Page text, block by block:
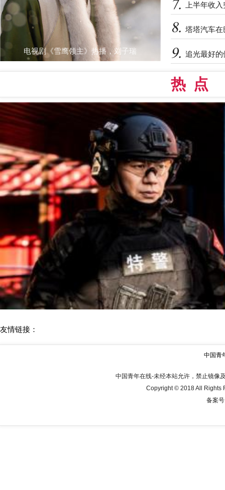
电视剧《雪鹰领主》热播，刘子瑞
上半年收
塔塔汽车
追光最好
热
友情链接：
中国青
中国青年在线-未经本站允许，禁止镜像
Copyright © 2018 All Rights
备案